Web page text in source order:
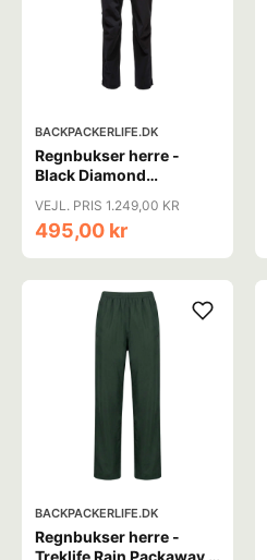
BACKPACKERLIFE.DK
Regnbukser herre -
Black Diamond
Pants - Sort (XS & S
tilbage)
VEJL. PRIS 1.249,00 KR
495,00 kr
BACKPACKERLIFE.DK
Regnbukser herre -
Treklife Rain Packaway -